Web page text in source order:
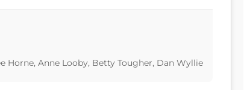
Horne, Anne Looby, Betty Tougher, Dan Wyllie